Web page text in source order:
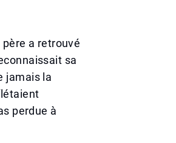
a retrouvé
sa
jamais la
perdue à